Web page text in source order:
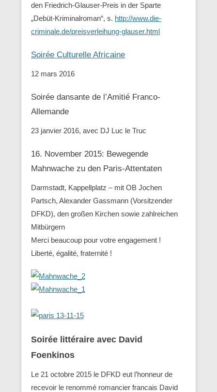
den Friedrich-Glauser-Preis in der Sparte
„Debüt-Kriminalroman“, s. http://www.die-
criminale.de/preisverleihung-glauser.html
Soirée Culturelle Africaine
12 mars 2016
Soirée dansante de l’Amitié Franco-
Allemande
23 janvier 2016, avec DJ Luc le Truc
16. November 2015: Bewegende
Mahnwache zu den ‪Paris-Attentaten
Darmstadt, Kappellplatz – mit OB Jochen
Partsch, Alexander Gassmann (Vorsitzender
‪‎DFKD), den großen Kirchen sowie zahlreichen
Mitbürgern
Merci beaucoup pour votre engagement !
Liberté, égalité, fraternité !
Soirée littéraire avec David
Foenkinos
Le 21 octobre 2015 le DFKD eut l’honneur de
recevoir le renommé romancier francais David